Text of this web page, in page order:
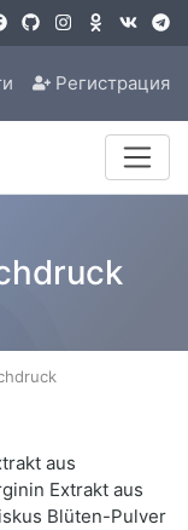
Регистрация
aus
Extrakt aus
Blüten-Pulver